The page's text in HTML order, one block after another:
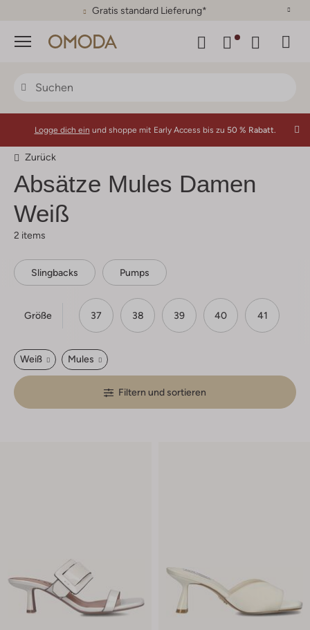
Gratis standard Lieferung*
Menü
Logge dich ein und shoppe mit Early Access bis zu 50 % Rabatt.
Zurück
Absätze Mules Damen
Weiß
2 items
Slingbacks Pumps
Größe 37 38 39 40 41
Weiß Mules
Filtern und sortieren